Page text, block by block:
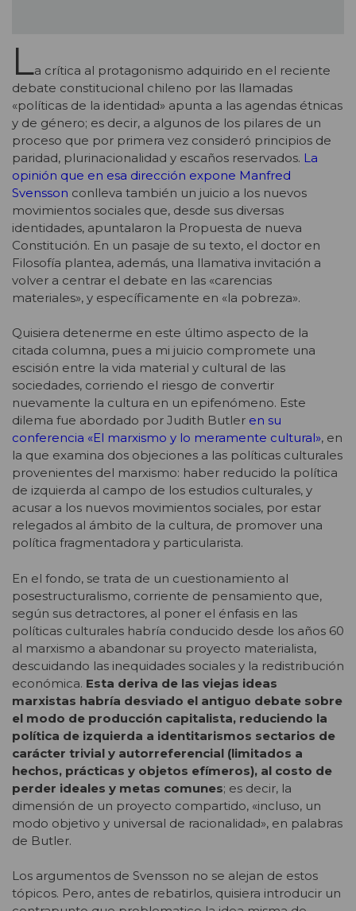
La crítica al protagonismo adquirido en el reciente
debate constitucional chileno por las llamadas
«políticas de la identidad» apunta a las agendas étnicas
y de género; es decir, a algunos de los pilares de un
proceso que por primera vez consideró principios de
paridad, plurinacionalidad y escaños reservados. La
opinión que en esa dirección expone Manfred
Svensson conlleva también un juicio a los nuevos
movimientos sociales que, desde sus diversas
identidades, apuntalaron la Propuesta de nueva
Constitución. En un pasaje de su texto, el doctor en
Filosofía plantea, además, una llamativa invitación a
volver a centrar el debate en las «carencias
materiales», y específicamente en «la pobreza».
Quisiera detenerme en este último aspecto de la
citada columna, pues a mi juicio compromete una
escisión entre la vida material y cultural de las
sociedades, corriendo el riesgo de convertir
nuevamente la cultura en un epifenómeno. Este
dilema fue abordado por Judith Butler en su
conferencia «El marxismo y lo meramente cultural», en
la que examina dos objeciones a las políticas culturales
provenientes del marxismo: haber reducido la política
de izquierda al campo de los estudios culturales, y
acusar a los nuevos movimientos sociales, por estar
relegados al ámbito de la cultura, de promover una
política fragmentadora y particularista.
En el fondo, se trata de un cuestionamiento al
posestructuralismo, corriente de pensamiento que,
según sus detractores, al poner el énfasis en las
políticas culturales habría conducido desde los años 60
al marxismo a abandonar su proyecto materialista,
descuidando las inequidades sociales y la redistribución
económica. Esta deriva de las viejas ideas
marxistas habría desviado el antiguo debate sobre
el modo de producción capitalista, reduciendo la
política de izquierda a identitarismos sectarios de
carácter trivial y autorreferencial (limitados a
hechos, prácticas y objetos efímeros), al costo de
perder ideales y metas comunes; es decir, la
dimensión de un proyecto compartido, «incluso, un
modo objetivo y universal de racionalidad», en palabras
de Butler.
Los argumentos de Svensson no se alejan de estos
tópicos. Pero, antes de rebatirlos, quisiera introducir un